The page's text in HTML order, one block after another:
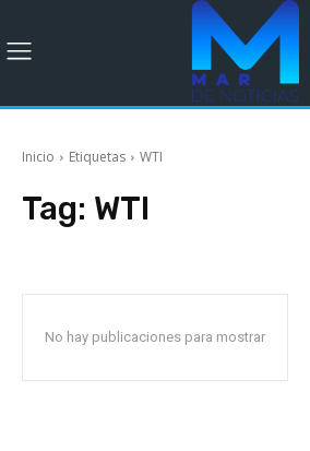
Inicio Etiquetas WTI
Tag: WTI
No hay publicaciones para mostrar